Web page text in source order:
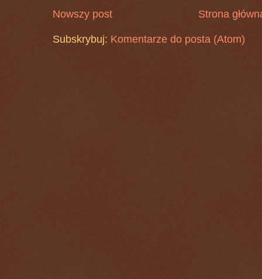
Nowszy post Strona
Subskrybuj: Komentarze do posta (Atom)